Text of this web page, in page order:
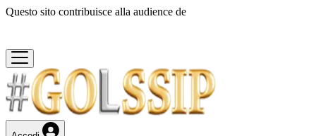
Questo sito contribuisce alla audience de